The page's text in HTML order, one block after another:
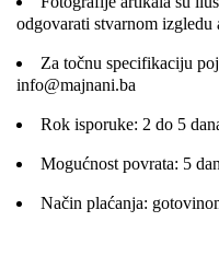
odgovarati stvarnom izgledu
Za točnu specifikaciju
info@majnani.ba
Rok isporuke: 2 do 5
Mogućnost povrata: 5
Način plaćanja: